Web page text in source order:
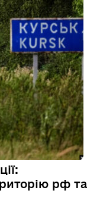
рф та